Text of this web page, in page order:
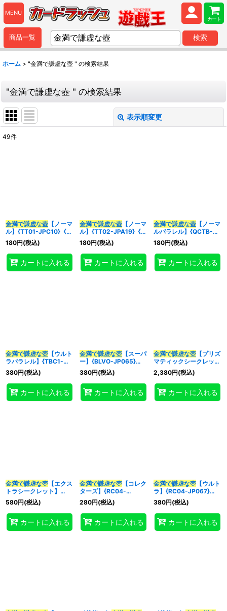
MENU
カート
商品一覧 検索
ホーム > "金満で謙虚な壺 " の検索結果
"金満で謙虚な壺 " の検索結果
表示順変更
カテゴリ:
特集:
49件
金満で謙虚な壺 【ノーマ
ル】{TT01-JPC10}《魔
法》
180円(税込)
カートに入れる
金満で謙虚な壺【ノーマ
ル】{TT02-JPA19}《魔
法》
180円(税込)
カートに入れる
金満で謙虚な壺【ノーマ
ルパラレル】{QCTB-
JP060}《魔法》
180円(税込)
カートに入れる
金満で謙虚な壺 【ウルト
ラパラレル】{TBC1-
JP011}《魔法》
380円(税込)
カートに入れる
金満で謙虚な壺【スーパ
ー】{BLVO-JP065}
《魔法》
380円(税込)
カートに入れる
金満で謙虚な壺【プリズ
マティックシークレッ
ト】{BLVO-JP065}
《魔法》
2,380円(税込)
カートに入れる
金満で謙虚な壺 【エクス
トラシークレット】
{RC04-JP067}《魔
法》
580円(税込)
カートに入れる
金満で謙虚な壺【コレク
ターズ】{RC04-
JP067}《魔法》
280円(税込)
カートに入れる
金満で謙虚な壺【ウルト
ラ】{RC04-JP067}
《魔法》
380円(税込)
カートに入れる